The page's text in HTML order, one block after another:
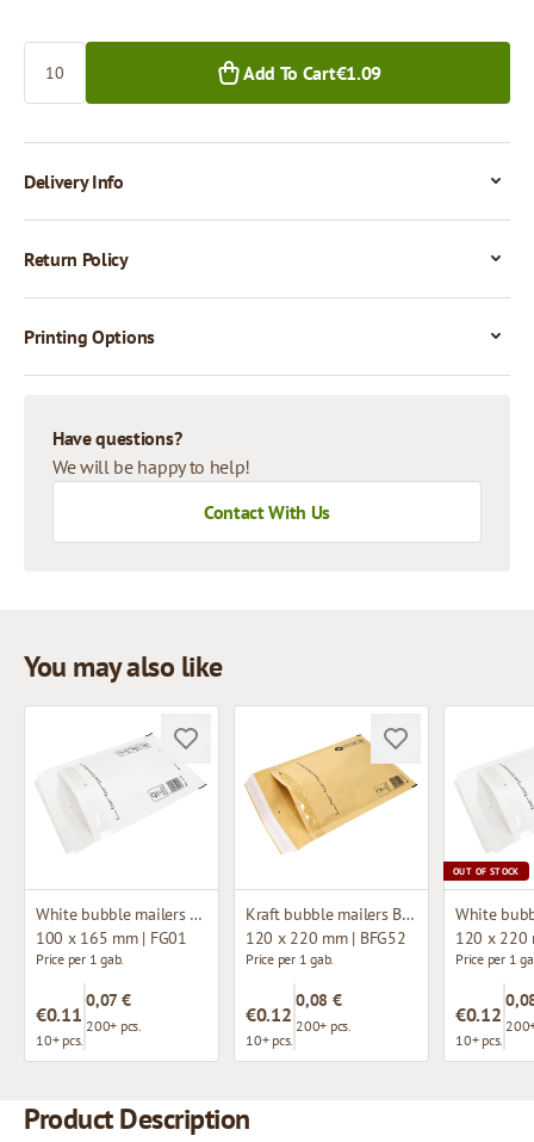
Add To Cart€1.09
Delivery Info
Return Policy
Printing Options
Have questions?
We will be happy to help!
Contact With Us
You may also like
White bubble mailers A11
100 x 165 mm | FG01
Price per 1 gab.
€0.11
10+ pcs.
0,07 €
200+ pcs.
Kraft bubble mailers B12
120 x 220 mm | BFG52
Price per 1 gab.
€0.12
10+ pcs.
0,08 €
200+ pcs.
OUT OF STOCK
120 x 220
Price per 1
€0.12
10+ pcs.
Product Description